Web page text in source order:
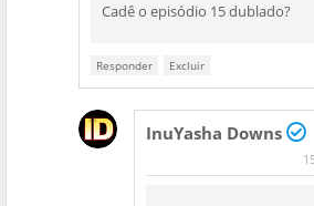
Cadê o episódio 15 dublado?
Responder Excluir
InuYasha Downs